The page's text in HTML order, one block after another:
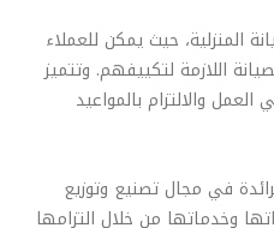
المنزلية، حيث يمكن للعملاء
اللازمة لتكييفهم. وتتميز
والالتزام بالمواعيد
في مجال تصنيع وتوزيع
وخدماتها من خلال التزامها